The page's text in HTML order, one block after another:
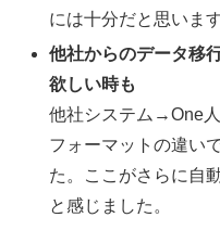
には十分だと思います
他社からのデータ移
欲しい時も
他社システム→One
フォーマットの違い
た。ここがさらに自
と感じました。